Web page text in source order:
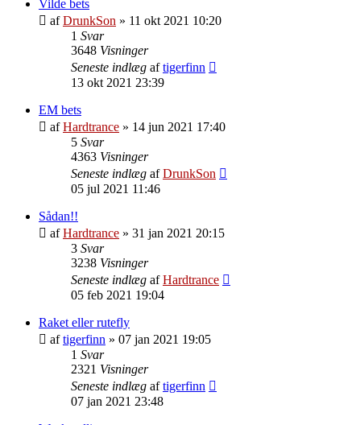
Vilde bets
afDrunkSon » 11 okt 2021 10:20
1 Svar
3648 Visninger
Seneste indlæg aftigerfinn
13 okt 2021 23:39
EM bets
afHardtrance » 14 jun 2021 17:40
5 Svar
4363 Visninger
Seneste indlæg afDrunkSon
05 jul 2021 11:46
Sådan!!
afHardtrance » 31 jan 2021 20:15
3 Svar
3238 Visninger
Seneste indlæg afHardtrance
05 feb 2021 19:04
Raket eller rutefly
aftigerfinn » 07 jan 2021 19:05
1 Svar
2321 Visninger
Seneste indlæg aftigerfinn
07 jan 2021 23:48